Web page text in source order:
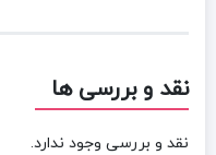
نقد و بررسی ها
نقد و بررسی وجود ندارد.